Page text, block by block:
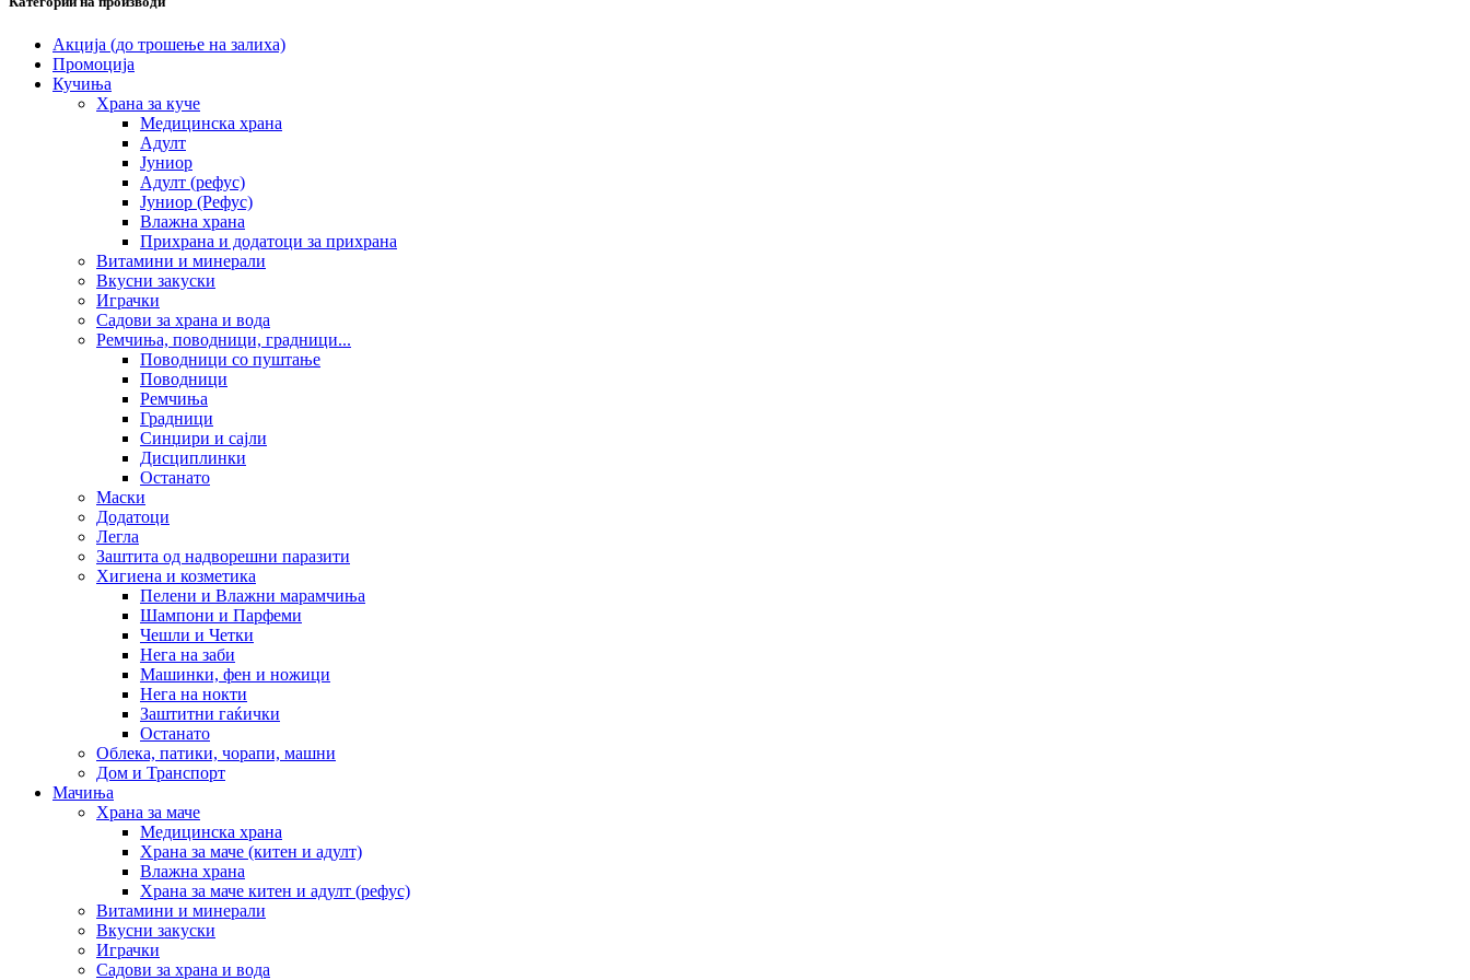
Акција (до трошење на залиха)
Промоција
Кучиња
Храна за куче
Медицинска храна
Адулт
Јуниор
Адулт (рефус)
Јуниор (Рефус)
Влажна храна
Прихрана и додатоци за прихрана
Витамини и минерали
Вкусни закуски
Играчки
Садови за храна и вода
Ремчиња, поводници, градници...
Поводници со пуштање
Поводници
Ремчиња
Градници
Синџири и сајли
Дисциплинки
Останато
Маски
Додатоци
Легла
Заштита од надворешни паразити
Хигиена и козметика
Пелени и Влажни марамчиња
Шампони и Парфеми
Чешли и Четки
Нега на заби
Машинки, фен и ножици
Нега на нокти
Заштитни гаќички
Останато
Облека, патики, чорапи, машни
Дом и Транспорт
Мачиња
Храна за маче
Медицинска храна
Храна за маче (китен и адулт)
Влажна храна
Храна за маче китен и адулт (рефус)
Витамини и минерали
Вкусни закуски
Играчки
Садови за храна и вода